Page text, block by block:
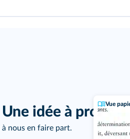
Vue
idée à proposer
nous en faire part.